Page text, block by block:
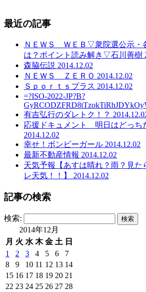
最近の記事
ＮＥＷＳ ＷＥＢ▽衆院選公示・
は？ポイント読み解き▽石川善樹
森脇伝説 2014.12.02
ＮＥＷＳ ＺＥＲＯ 2014.12.02
Ｓｐｏｒｔｓプラス 2014.12.02
=?ISO-2022-JP?B?
有吉弘行のダレトク！？
応援ドキュメント 明日はどっ
2014.12.02
幸せ！ボンビーガール 2014.12.02
最新不動産情報 2014.12.02
天気予報【あすは晴れ？雨？見た
レ天気！！】 2014.12.02
記事の検索
検索:
2014年12月
月 火 水 木 金 土 日
1 2 3 4 5 6
7
8
9 10 11 12 13 14
15 16 17 18 19 20 21
22 23 24 25 26 27 28